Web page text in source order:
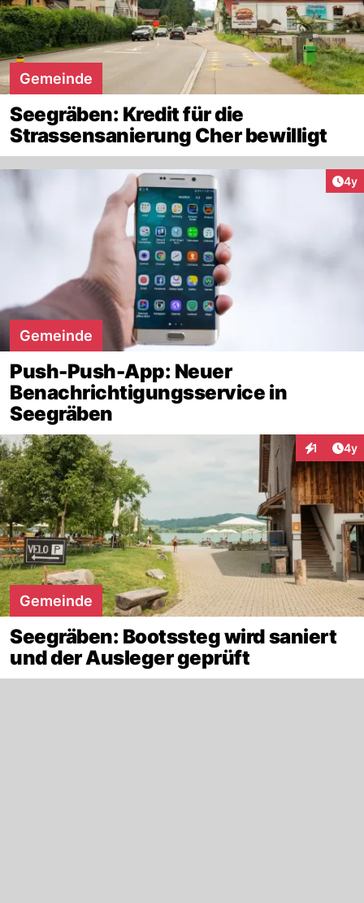
Gemeinde
Seegräben: Kredit für die
Strassensanierung Cher bewilligt
4y
Gemeinde
Push-Push-App: Neuer
Benachrichtigungsservice in
Seegräben
1 4y
Gemeinde
Seegräben: Bootssteg wird saniert
und der Ausleger geprüft